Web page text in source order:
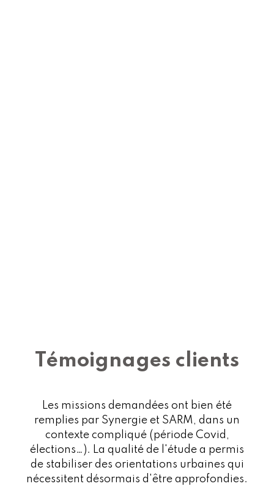
Témoignages clients
Les missions demandées ont bien été
remplies par Synergie et SARM, dans un
contexte compliqué (période Covid,
élections…). La qualité de l'étude a permis
de stabiliser des orientations urbaines qui
nécessitent désormais d'être approfondies.